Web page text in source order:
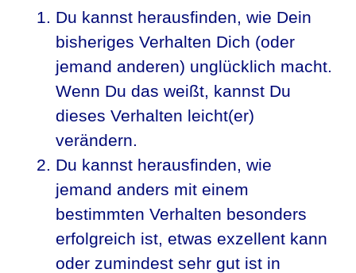
Du kannst herausfinden, wie Dein
bisheriges Verhalten Dich (oder
jemand anderen) unglücklich macht.
Wenn Du das weißt, kannst Du
dieses Verhalten leicht(er)
verändern.
Du kannst herausfinden, wie
jemand anders mit einem
bestimmten Verhalten besonders
erfolgreich ist, etwas exzellent kann
oder zumindest sehr gut ist in